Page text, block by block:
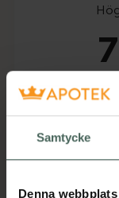
Samtycke
Denna